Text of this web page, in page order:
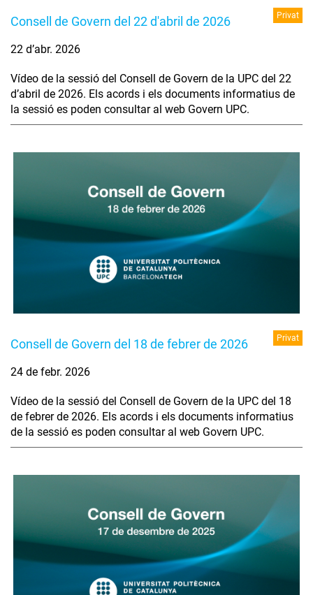
Consell de Govern del 22 d'abril de 2026 Privat
22 d’abr. 2026
Vídeo de la sessió del Consell de Govern de la UPC del 22
d’abril de 2026. Els acords i els documents informatius de
la sessió es poden consultar al web Govern UPC.
Consell de Govern del 18 de febrer de 2026 Privat
24 de febr. 2026
Vídeo de la sessió del Consell de Govern de la UPC del 18
de febrer de 2026. Els acords i els documents informatius
de la sessió es poden consultar al web Govern UPC.